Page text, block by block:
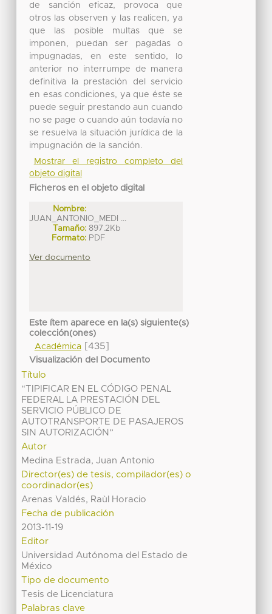
de sanción eficaz, provoca que
otros las observen y las realicen, ya
que las posible multas que se
imponen, puedan ser pagadas o
impugnadas, en este sentido, lo
anterior no interrumpe de manera
definitiva la prestación del servicio
en esas condiciones, ya que éste se
puede seguir prestando aun cuando
no se page o cuando aún todavía no
se resuelva la situación jurídica de la
impugnación de la sanción.
Mostrar el registro completo del
objeto digital
Ficheros en el objeto digital
Nombre:
JUAN_ANTONIO_MEDI ...
Tamaño: 897.2Kb
Formato: PDF
Ver documento
Este ítem aparece en la(s) siguiente(s)
colección(ones)
Académica[435]
Visualización del Documento
Título
“TIPIFICAR EN EL CÓDIGO PENAL
FEDERAL LA PRESTACIÓN DEL
SERVICIO PÚBLICO DE
AUTOTRANSPORTE DE PASAJEROS
SIN AUTORIZACIÓN”
Autor
Medina Estrada, Juan Antonio
Director(es) de tesis, compilador(es) o
coordinador(es)
Arenas Valdés, Raùl Horacio
Fecha de publicación
2013-11-19
Editor
Universidad Autónoma del Estado de
México
Tipo de documento
Tesis de Licenciatura
Palabras clave